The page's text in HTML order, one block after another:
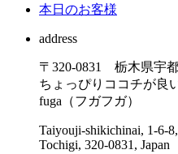
本日のお客様
address
〒320-0831 栃木県宇
ちょっぴりココチが良
fuga（フガフガ）
Taiyouji-shikichinai, 1-6-
Tochigi, 320-0831, Japan